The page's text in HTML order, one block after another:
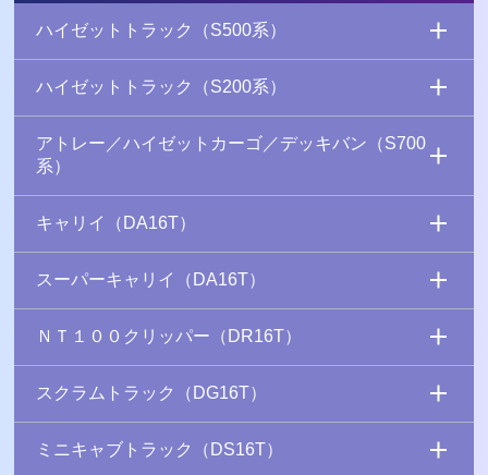
ハイゼットトラック（S500系）
ハイゼットトラック（S200系）
アトレー／ハイゼットカーゴ／デッキバン（S700
系）
キャリイ（DA16T）
スーパーキャリイ（DA16T）
ＮＴ１００クリッパー（DR16T）
スクラムトラック（DG16T）
ミニキャブトラック（DS16T）